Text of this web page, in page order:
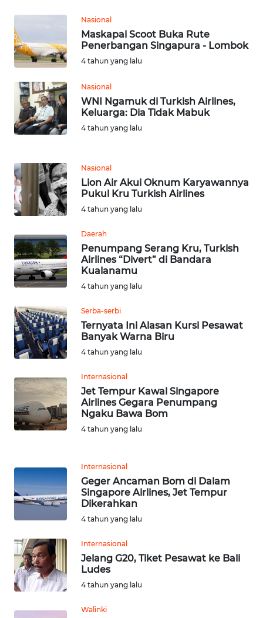
Nasional
Maskapai Scoot Buka Rute
Penerbangan Singapura - Lombok
4 tahun yang lalu
Nasional
WNI Ngamuk di Turkish Airlines,
Keluarga: Dia Tidak Mabuk
4 tahun yang lalu
Nasional
Lion Air Akui Oknum Karyawannya
Pukul Kru Turkish Airlines
4 tahun yang lalu
Daerah
Penumpang Serang Kru, Turkish
Airlines “Divert” di Bandara
Kualanamu
4 tahun yang lalu
Serba-serbi
Ternyata Ini Alasan Kursi Pesawat
Banyak Warna Biru
4 tahun yang lalu
Internasional
Jet Tempur Kawal Singapore
Airlines Gegara Penumpang
Ngaku Bawa Bom
4 tahun yang lalu
Internasional
Geger Ancaman Bom di Dalam
Singapore Airlines, Jet Tempur
Dikerahkan
4 tahun yang lalu
Internasional
Jelang G20, Tiket Pesawat ke Bali
Ludes
4 tahun yang lalu
Walinki
WN
LABUHANBATU
WN
TAPANULI
TENGAH
WN
TEBING
TINGGI
WN
PAKPAK
WN
WN
BEKASI
BOGOR
WN
DEPOK
UTARA
WN
PADANG
LAWAS